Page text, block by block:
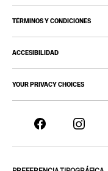
TÉRMINOS Y CONDICIONES
ACCESIBILIDAD
YOUR PRIVACY CHOICES